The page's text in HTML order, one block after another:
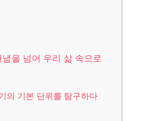
을 넘어 우리 삶 속으로
의 기본 단위를 탐구하다